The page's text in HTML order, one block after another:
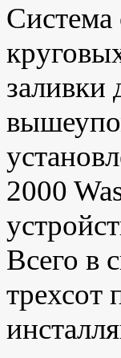
Система
заливки
2000
Всего в
трехсот